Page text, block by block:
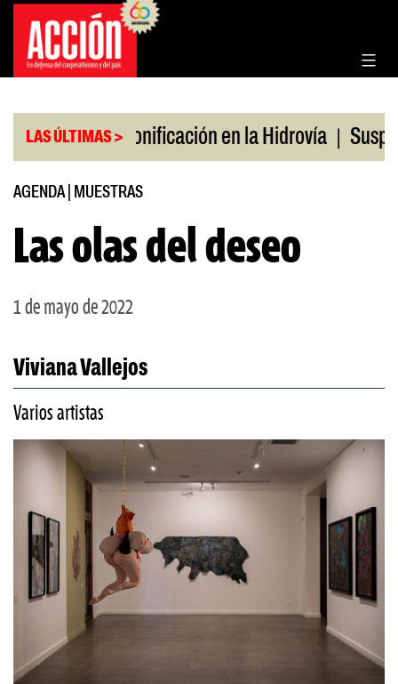
Saltar
contenido
LAS ÚLTIMAS >
julio | Bonificación en la Hidrovía |
AGENDA| MUESTRAS
Las olas del deseo
1 de mayo de 2022
Viviana Vallejos
Varios artistas